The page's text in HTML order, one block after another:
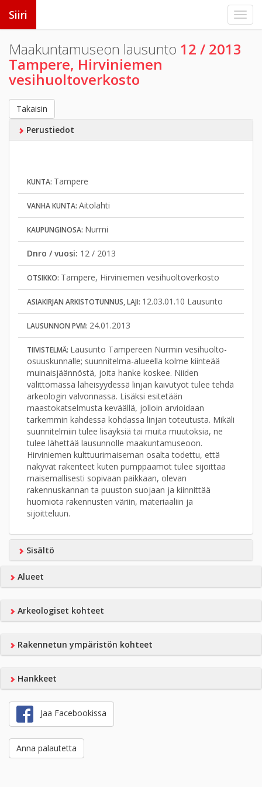
Siiri
Maakuntamuseon lausunto 12 / 2013
Tampere, Hirviniemen
vesihuoltoverkosto
Takaisin
Perustiedot
KUNTA: Tampere
VANHA KUNTA: Aitolahti
KAUPUNGINOSA: Nurmi
Dnro / vuosi: 12 / 2013
OTSIKKO: Tampere, Hirviniemen vesihuoltoverkosto
ASIAKIRJAN ARKISTOTUNNUS, LAJI: 12.03.01.10 Lausunto
LAUSUNNON PVM: 24.01.2013
TIIVISTELMÄ: Lausunto Tampereen Nurmin vesihuolto-
osuuskunnalle; suunnitelma-alueella kolme kiinteää
muinaisjäännöstä, joita hanke koskee. Niiden
välittömässä läheisyydessä linjan kaivutyöt tulee tehdä
arkeologin valvonnassa. Lisäksi esitetään
maastokatselmusta keväällä, jolloin arvioidaan
tarkemmin kahdessa kohdassa linjan toteutusta. Mikäli
suunnitelmiin tulee lisäyksiä tai muita muutoksia, ne
tulee lähettää lausunnolle maakuntamuseoon.
Hirviniemen kulttuurimaiseman osalta todettu, että
näkyvät rakenteet kuten pumppaamot tulee sijoittaa
maisemallisesti sopivaan paikkaan, olevan
rakennuskannan ta puuston suojaan ja kiinnittää
huomiota rakennusten väriin, materiaaliin ja
sijoitteluun.
Sisältö
Alueet
Arkeologiset kohteet
Rakennetun ympäristön kohteet
Hankkeet
Jaa Facebookissa
Anna palautetta